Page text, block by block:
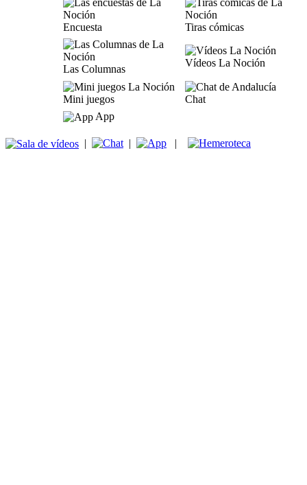
Encuesta Tiras cómicas
Las Columnas
Vídeos La Noción
Mini juegos
Chat
App
| | |